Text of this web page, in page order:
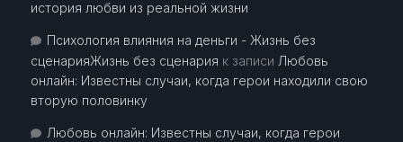
история любви из реальной жизни
Психология влияния на деньги - Жизнь без
сценарияЖизнь без сценария к записи Любовь
онлайн: Известны случаи, когда герои находили свою
вторую половинку
Любовь онлайн: Известны случаи, когда герои